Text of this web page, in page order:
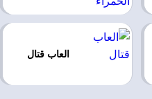
العاب قتال